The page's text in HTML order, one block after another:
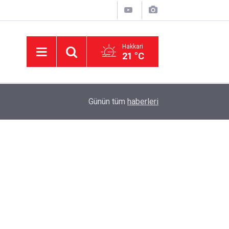
Hakkari
21 °C
Hakkari'de Yaylada süt sağımı sonrası halay
Günün tüm haberleri